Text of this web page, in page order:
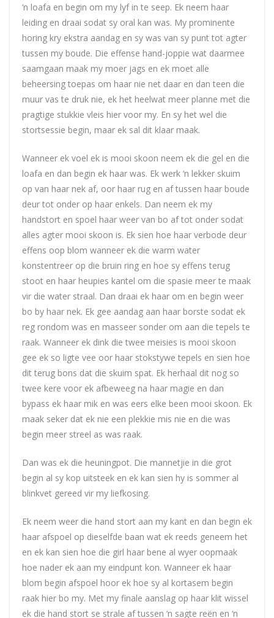
‘n loafa en begin om my lyf in te seep. Ek neem haar
leiding en draai sodat sy oral kan was. My prominente
horing kry ekstra aandag en sy was van sy punt tot agter
tussen my boude. Die effense hand-joppie wat daarmee
saamgaan maak my moer jags en ek moet alle
beheersing toepas om haar nie net daar en dan teen die
muur vas te druk nie, ek het heelwat meer planne met die
pragtige stukkie vleis hier voor my. En sy het wel die
stortsessie begin, maar ek sal dit klaar maak.
Wanneer ek voel ek is mooi skoon neem ek die gel en die
loafa en dan begin ek haar was. Ek werk ‘n lekker skuim
op van haar nek af, oor haar rug en af tussen haar boude
deur tot onder op haar enkels. Dan neem ek my
handstort en spoel haar weer van bo af tot onder sodat
alles agter mooi skoon is. Ek sien hoe haar verbode deur
effens oop blom wanneer ek die warm water
konstentreer op die bruin ring en hoe sy effens terug
stoot en haar heupies kantel om die spasie meer te maak
vir die water straal. Dan draai ek haar om en begin weer
bo by haar nek. Ek gee aandag aan haar borste sodat ek
reg rondom was en masseer sonder om aan die tepels te
raak. Wanneer ek dink die twee meisies is mooi skoon
gee ek so ligte vee oor haar stokstywe tepels en sien hoe
dit terug bons dat die skuim spat. Ek herhaal dit nog so
twee kere voor ek afbeweeg na haar magie en dan
bypass ek haar mik en was eers elke been mooi skoon. Ek
maak seker dat ek nie een plekkie mis nie en die was
begin meer streel as was raak.
Dan was ek die heuningpot. Die mannetjie in die grot
begin al sy kop uitsteek en ek kan sien hy is sommer al
blinkvet gereed vir my liefkosing.
Ek neem weer die hand stort aan my kant en dan begin ek
haar afspoel op dieselfde baan wat ek reeds geneem het
en ek kan sien hoe die girl haar bene al wyer oopmaak
hoe nader ek aan my eindpunt kon. Wanneer ek haar
blom begin afspoel hoor ek hoe sy al kortasem begin
raak hier bo my. Met my finale aanslag op haar klit wissel
ek die hand stort se strale af tussen ‘n sagte reën en ‘n